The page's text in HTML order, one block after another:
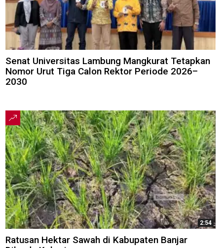
Senat Universitas Lambung Mangkurat Tetapkan
Nomor Urut Tiga Calon Rektor Periode 2026–
2030
2:54
Ratusan Hektar Sawah di Kabupaten Banjar